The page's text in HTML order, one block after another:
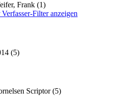
Frank (1)
Filter anzeigen
(5)
Scriptor (5)